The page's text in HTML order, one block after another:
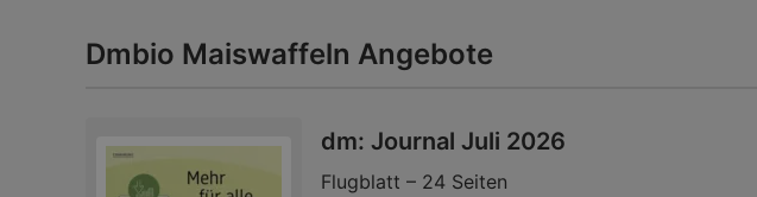
Dmbio Maiswaffeln Angebote
dm: Journal Juli 2026
Flugblatt – 24 Seiten